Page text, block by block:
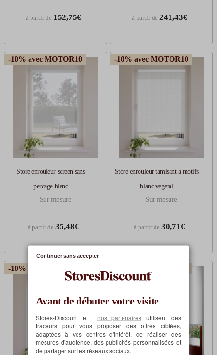
à partir de 152,75€ à partir de 241,43€
-10% avec MOTOR10
Store enrouleur screen sans
percage blanc
Sur mesure
à partir de 35,48€
-10% avec MOTOR10
Store enrouleur tamisant a motifs
blanc vegetal
Sur mesure
à partir de 30,71€
-10% avec MOTOR10
Avant de débuter votre visite
Stores-Discount et nos partenaires utilisent des
traceurs pour vous proposer des offres ciblées,
adaptées à vos centres d'intérêt, de réaliser des
mesures d'audience, des publicités personnalisées et
de partager sur les réseaux sociaux.
Continuer sans accepter